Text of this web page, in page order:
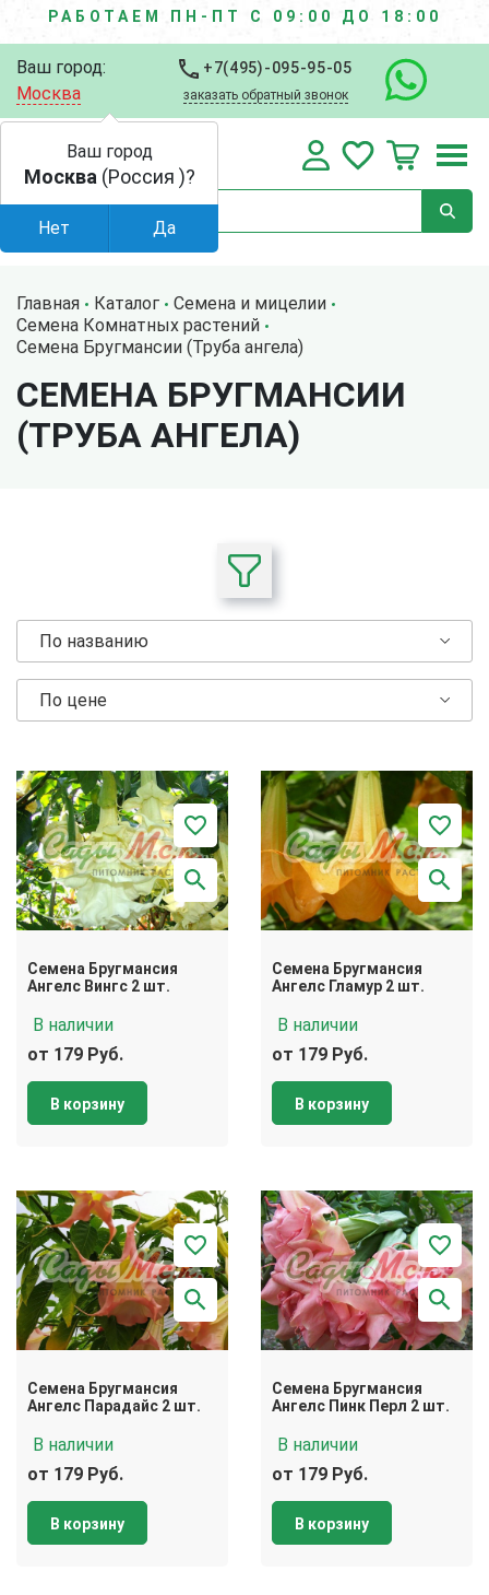
РАБОТАЕМ ПН-ПТ С 09:00 ДО 18:00
Ваш город:
Москва
+7(495)-095-95-05
заказать обратный звонок
Главная Каталог
Семена и мицелии
Семена Комнатных растений
Семена Бругмансии (Труба ангела)
СЕМЕНА БРУГМАНСИИ
(ТРУБА АНГЕЛА)
По названию
По цене
Семена Бругмансия
Ангелс Вингс 2 шт.
В наличии
от 179 Руб.
В корзину
Семена Бругмансия
Ангелс Гламур 2 шт.
В наличии
от 179 Руб.
В корзину
Семена Бругмансия
Ангелс Парадайс 2 шт.
В наличии
от 179 Руб.
В корзину
Семена Бругмансия
Ангелс Пинк Перл 2 шт.
В наличии
от 179 Руб.
В корзину
Ваш город
Москва (Россия )?
Нет Да